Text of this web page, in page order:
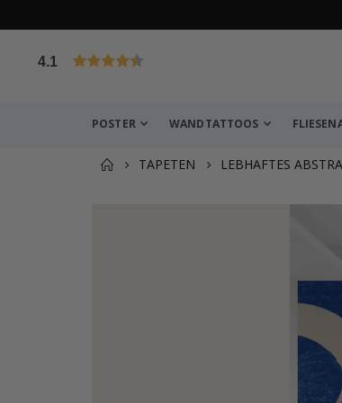
4.1
POSTER WANDTATTOOS
TAPETEN LEBHAFTES
Sie könnten auch